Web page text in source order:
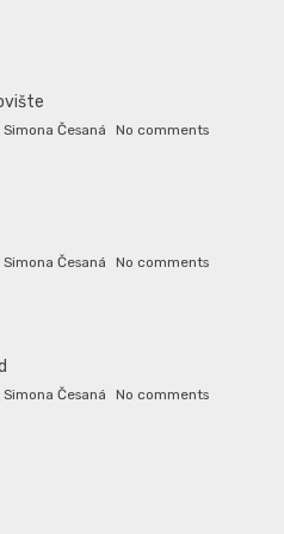
Simona Česaná No comments
Simona Česaná No comments
Simona Česaná No comments